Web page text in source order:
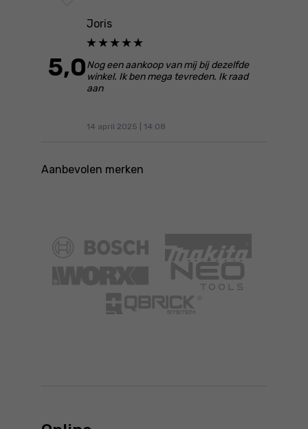
5,0
Joris
Nog een aankoop van mij bij dezelfde
winkel. Ik ben mega tevreden. Ik raad
aan
14 april 2025 | 14:08
Aanbevolen merken